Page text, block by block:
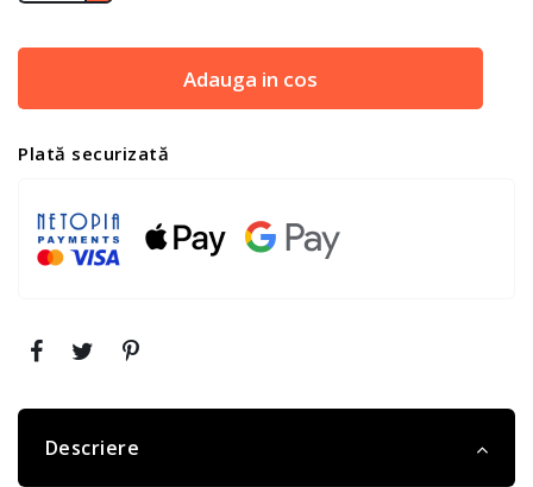
Adauga in cos
Plată securizată
Descriere